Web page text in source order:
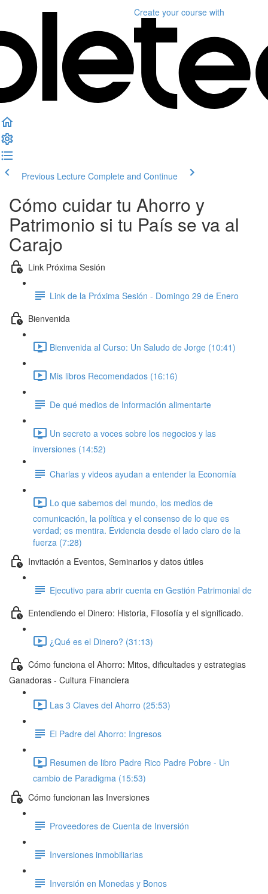
Create your course with
Previous Lecture Complete and Continue
Cómo cuidar tu Ahorro y
Patrimonio si tu País se va al
Carajo
Link Próxima Sesión
Link de la Próxima Sesión - Domingo 29 de Enero
Bienvenida
Bienvenida al Curso: Un Saludo de Jorge (10:41)
Mis libros Recomendados (16:16)
De qué medios de Información alimentarte
Un secreto a voces sobre los negocios y las
inversiones (14:52)
Charlas y videos ayudan a entender la Economía
Lo que sabemos del mundo, los medios de
comunicación, la política y el consenso de lo que es
verdad; es mentira. Evidencia desde el lado claro de la
fuerza (7:28)
Invitación a Eventos, Seminarios y datos útiles
Ejecutivo para abrir cuenta en Gestión Patrimonial de
Entendiendo el Dinero: Historia, Filosofía y el significado.
¿Qué es el Dinero? (31:13)
Cómo funciona el Ahorro: Mitos, dificultades y estrategias
Ganadoras - Cultura Financiera
Las 3 Claves del Ahorro (25:53)
El Padre del Ahorro: Ingresos
Resumen de libro Padre Rico Padre Pobre - Un
cambio de Paradigma (15:53)
Cómo funcionan las Inversiones
Proveedores de Cuenta de Inversión
Inversiones inmobiliarias
Inversión en Monedas y Bonos